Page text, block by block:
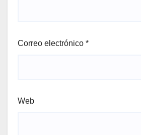
Correo electrónico *
Web